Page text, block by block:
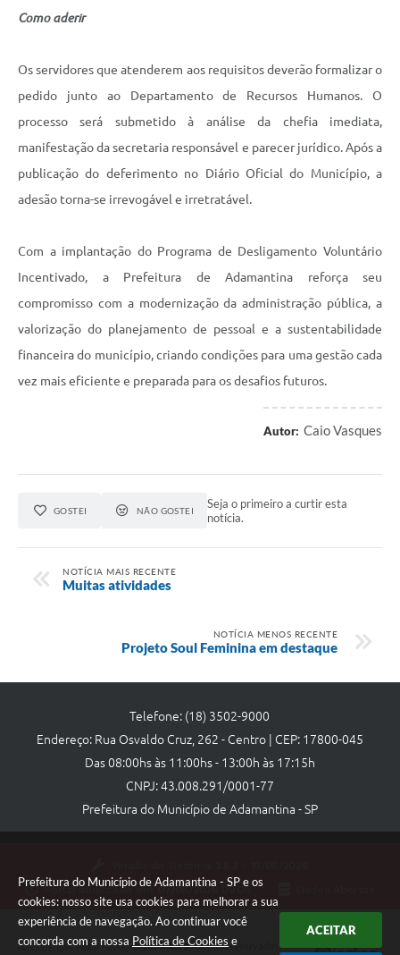
Prefeitura do Município de Adamantina - SP e os
cookies: nosso site usa cookies para melhorar a sua
experiência de navegação. Ao continuar você
concorda com a nossa Política de Cookies e
ACEITAR
Como aderir
Os servidores que atenderem aos requisitos deverão formalizar o
pedido junto ao Departamento de Recursos Humanos. O
processo será submetido à análise da chefia imediata,
manifestação da secretaria responsável e parecer jurídico. Após a
publicação do deferimento no Diário Oficial do Município, a
adesão torna-se irrevogável e irretratável.
Com a implantação do Programa de Desligamento Voluntário
Incentivado, a Prefeitura de Adamantina reforça seu
compromisso com a modernização da administração pública, a
valorização do planejamento de pessoal e a sustentabilidade
financeira do município, criando condições para uma gestão cada
vez mais eficiente e preparada para os desafios futuros.
Autor: Caio Vasques
GOSTEI NÃO GOSTEI
Seja o primeiro a curtir esta
notícia.
NOTÍCIA MAIS RECENTE
Muitas atividades
NOTÍCIA MENOS RECENTE
Projeto Soul Feminina em destaque
Telefone: (18) 3502-9000
Endereço: Rua Osvaldo Cruz, 262 - Centro | CEP: 17800-045
Das 08:00hs às 11:00hs - 13:00h às 17:15h
CNPJ: 43.008.291/0001-77
Prefeitura do Município de Adamantina - SP
Portal atualizado em: 07/08/2026 09:05
Copyright Instar - 2006-2026. Todos os direitos reservados -